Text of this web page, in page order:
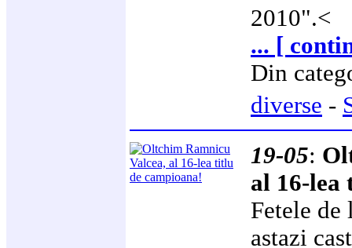
2010".<
... [
Din
diverse -
19-05:
al 16-lea
Fetele de
astazi